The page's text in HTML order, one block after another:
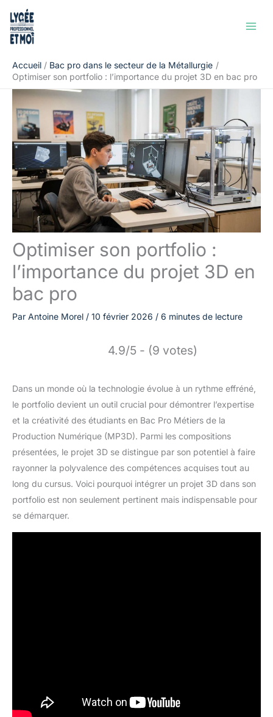
contenu
Accueil
Bac pro dans le secteur de la Métallurgie
Optimiser son portfolio : l’importance du projet 3D en bac pro
Optimiser son portfolio :
l’importance du projet 3D en
bac pro
Par Antoine Morel / 10 février 2026 / 6 minutes de lecture
4.9/5 - (9 votes)
Dans un monde où la technologie évolue à un rythme effréné,
le portfolio devient un outil crucial pour démontrer l’expertise
et la créativité des étudiants en Bac Pro Métiers de la
Production Numérique (MP3D). Parmi les compositions
présentées, le projet 3D se distingue par son potentiel à faire
rayonner la polyvalence des compétences acquises tout au
long du cursus. Voici pourquoi intégrer un projet 3D dans son
portfolio est non seulement pertinent mais indispensable pour
se démarquer.
Rechercher